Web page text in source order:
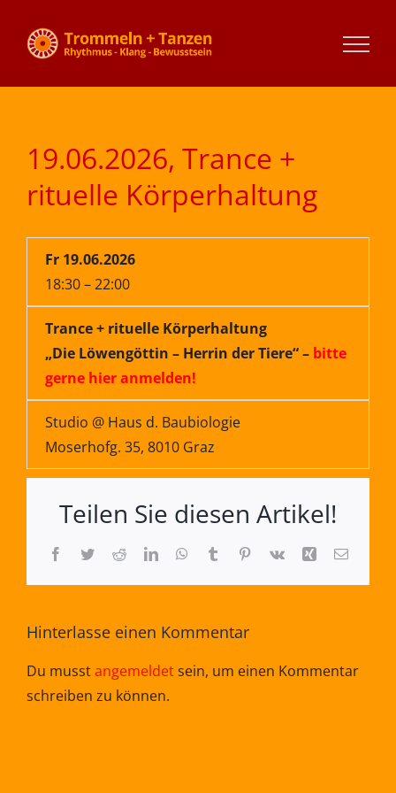
Inhalt
springen
19.06.2026, Trance +
rituelle Körperhaltung
Fr 19.06.2026
18:30 – 22:00
Trance + rituelle Körperhaltung
„Die Löwengöttin – Herrin der Tiere“ – bitte
gerne hier anmelden!
Studio @ Haus d. Baubiologie
Moserhofg. 35, 8010 Graz
Teilen Sie diesen Artikel!
Facebook
TwitterRedditLinkedInWhatsApp
TumblrPinterest
Vk Xing E-
Hinterlasse einen Kommentar
Du musstangemeldetsein, um einen Kommentar
schreiben zu können.